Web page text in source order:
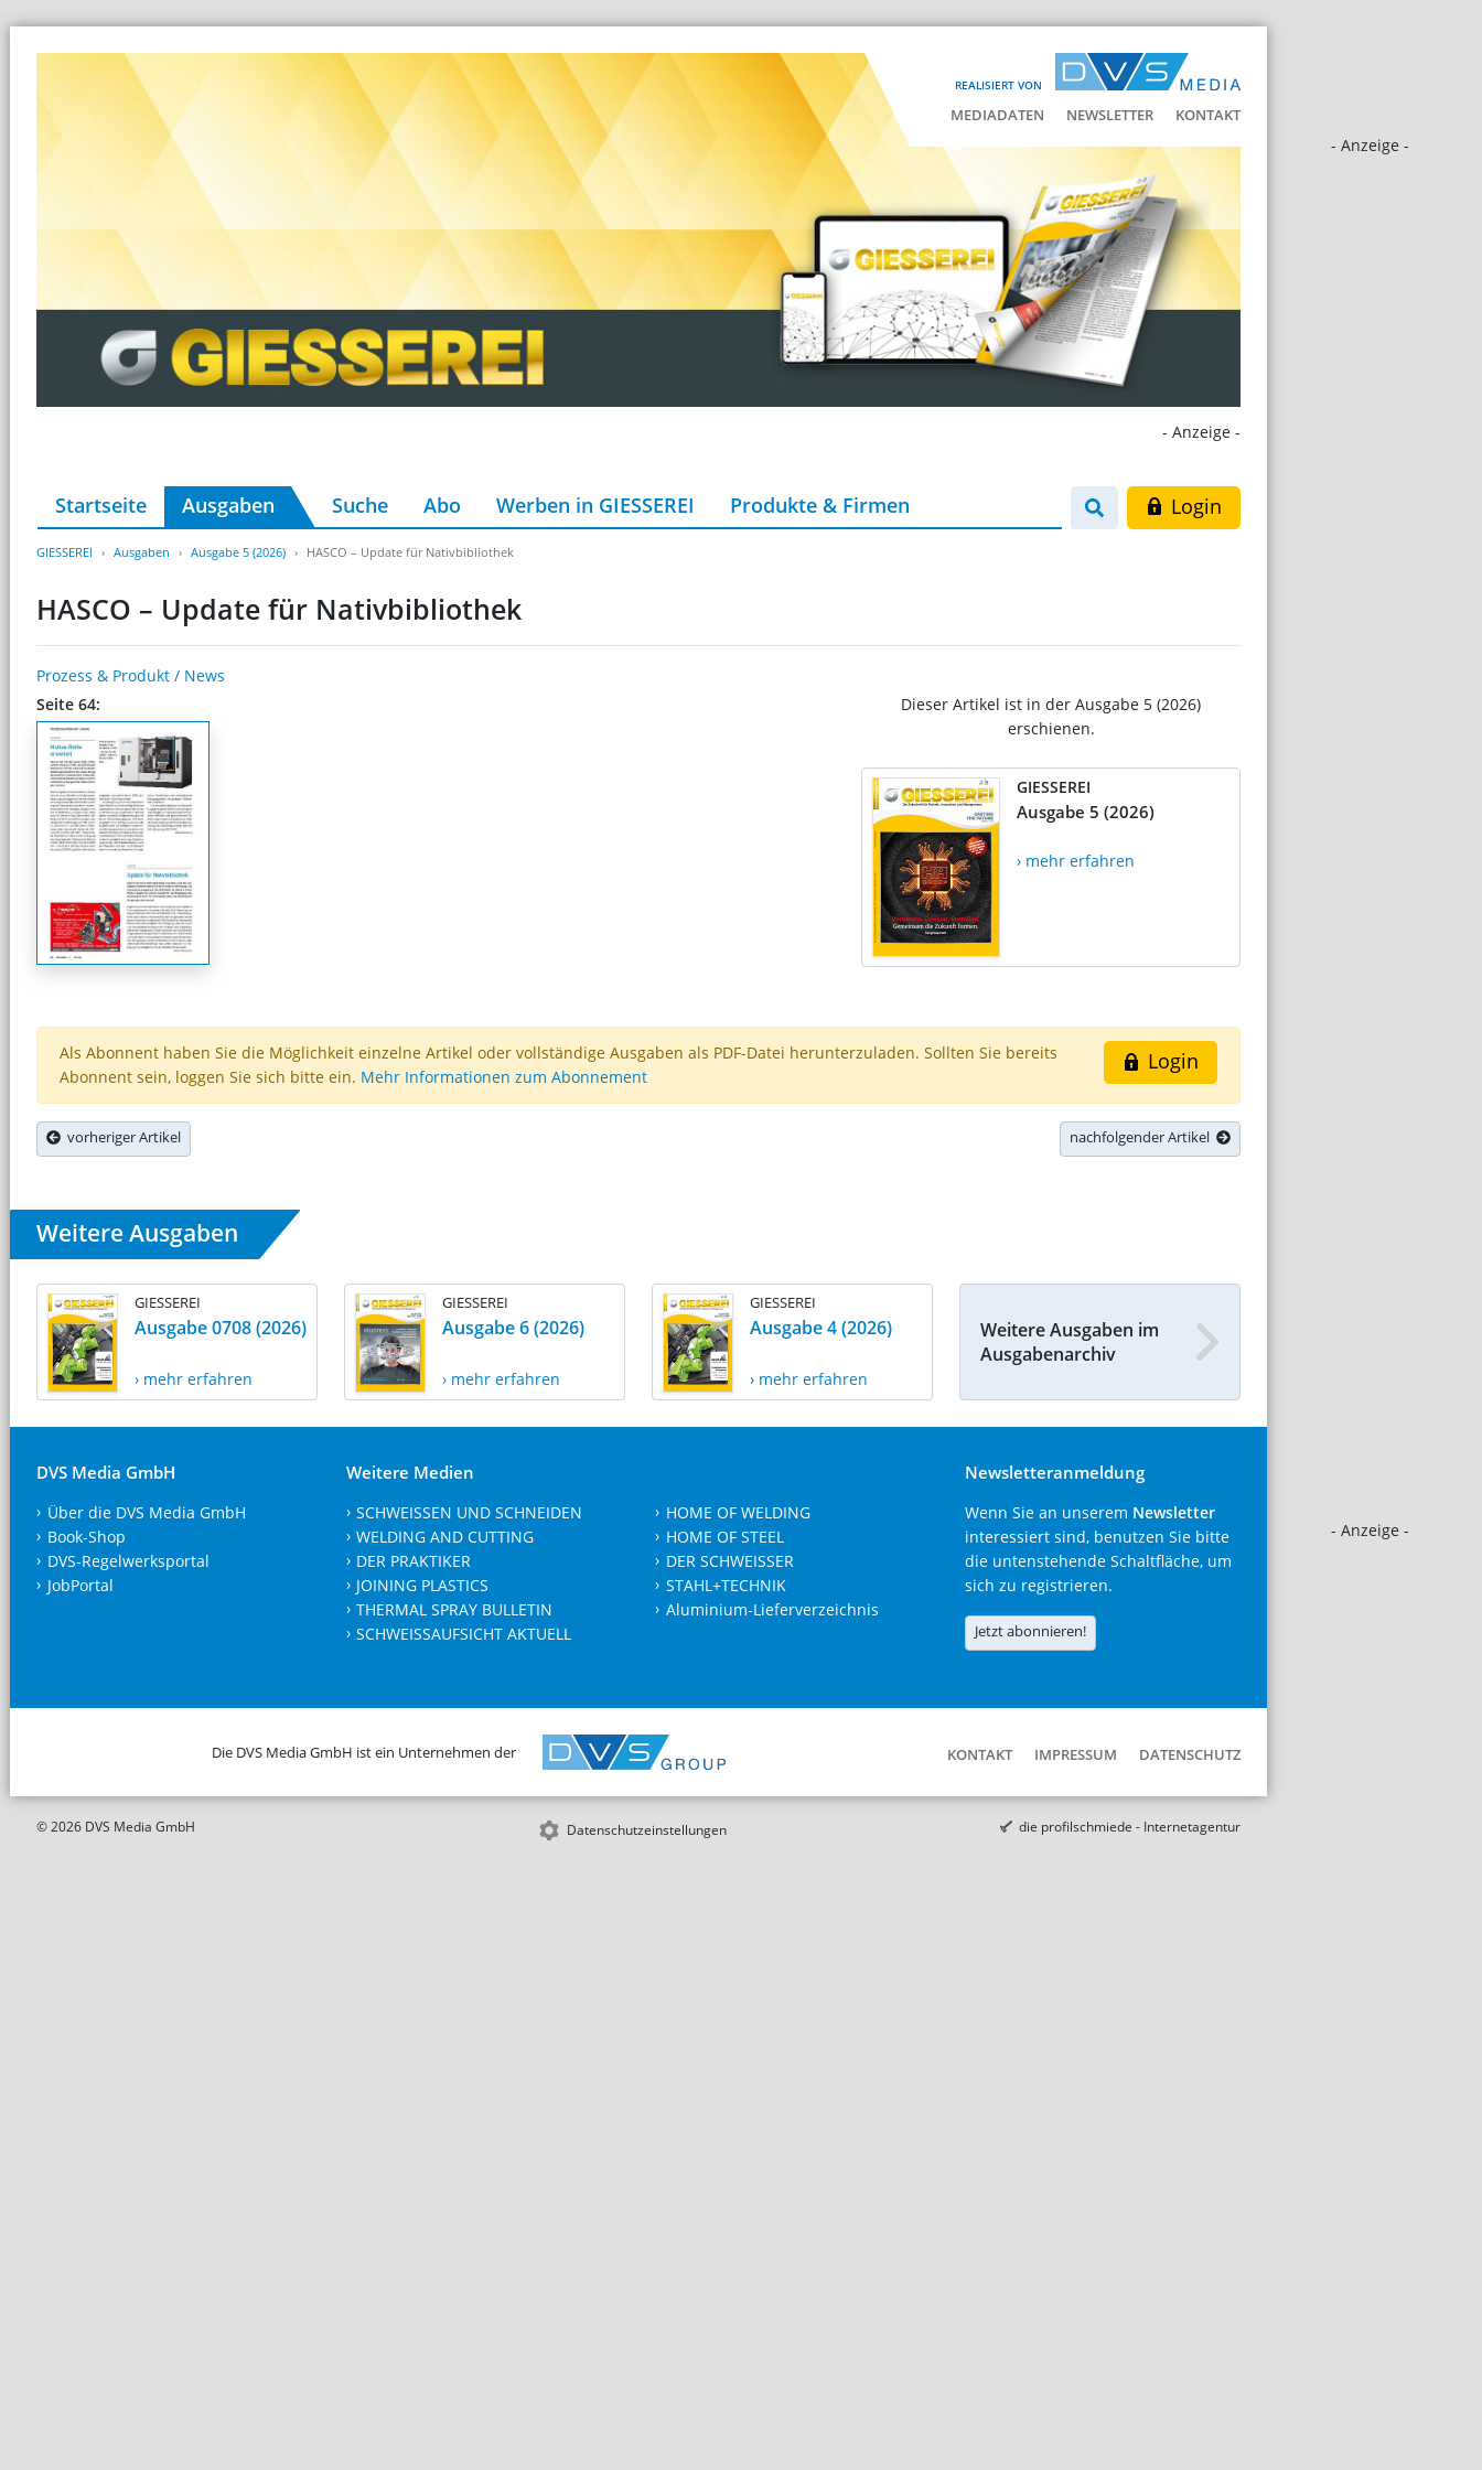
REALISIERT VON
MEDIADATEN NEWSLETTER KONTAKT
- Anzeige -
- Anzeige -
- Anzeige -
Startseite Ausgaben Suche Abo Werben in GIESSEREI Produkte & Firmen Login
GIESSEREI Ausgaben Ausgabe 5 (2026) HASCO – Update für Nativbibliothek
HASCO – Update für Nativbibliothek
Prozess & Produkt / News
Seite 64:
Dieser Artikel ist in der Ausgabe 5 (2026)
erschienen.
GIESSEREI
Ausgabe 5 (2026)
› mehr erfahren
Login
Als Abonnent haben Sie die Möglichkeit einzelne Artikel oder vollständige Ausgaben als PDF-Datei herunterzuladen. Sollten Sie bereits
Abonnent sein, loggen Sie sich bitte ein. Mehr Informationen zum Abonnement
vorheriger Artikel nachfolgender Artikel
Weitere Ausgaben
GIESSEREI
Ausgabe 0708 (2026)
› mehr erfahren
GIESSEREI
Ausgabe 6 (2026)
› mehr erfahren
GIESSEREI
Ausgabe 4 (2026)
› mehr erfahren
Weitere Ausgaben im
Ausgabenarchiv
DVS Media GmbH
Über die DVS Media GmbH
Book-Shop
DVS-Regelwerksportal
JobPortal
Weitere Medien
SCHWEISSEN UND SCHNEIDEN
WELDING AND CUTTING
DER PRAKTIKER
JOINING PLASTICS
THERMAL SPRAY BULLETIN
SCHWEISSAUFSICHT AKTUELL
HOME OF WELDING
HOME OF STEEL
DER SCHWEISSER
STAHL+TECHNIK
Aluminium-Lieferverzeichnis
Newsletteranmeldung
Wenn Sie an unserem Newsletter
interessiert sind, benutzen Sie bitte
die untenstehende Schaltfläche, um
sich zu registrieren.
Jetzt abonnieren!
Die DVS Media GmbH ist ein Unternehmen der KONTAKT IMPRESSUM DATENSCHUTZ
© 2026 DVS Media GmbH Datenschutzeinstellungen die profilschmiede - Internetagentur